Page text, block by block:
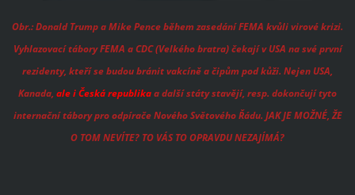
Obr.: Donald Trump a Mike Pence během zasedání FEMA kvůli virové krizi.
Vyhlazovací tábory FEMA a CDC (Velkého bratra) čekají v USA na své první
rezidenty, kteří se budou bránit vakcíně a čipům pod kůži. Nejen USA,
Kanada, ale i Česká republikaa další státy stavějí, resp. dokončují tyto
internační tábory pro odpírače Nového Světového Řádu. JAK JE MOŽNÉ, ŽE
O TOM NEVÍTE? TO VÁS TO OPRAVDU NEZAJÍMÁ?